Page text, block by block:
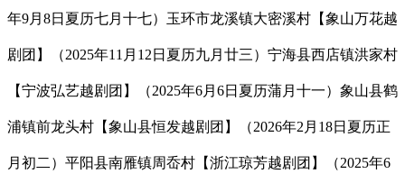
年9月8日夏历七月十七）玉环市龙溪镇大密溪村【象山万花越
剧团】（2025年11月12日夏历九月廿三）宁海县西店镇洪家村
【宁波弘艺越剧团】（2025年6月6日夏历蒲月十一）象山县鹤
浦镇前龙头村【象山县恒发越剧团】（2026年2月18日夏历正
月初二）平阳县南雁镇周岙村【浙江琼芳越剧团】（2025年6